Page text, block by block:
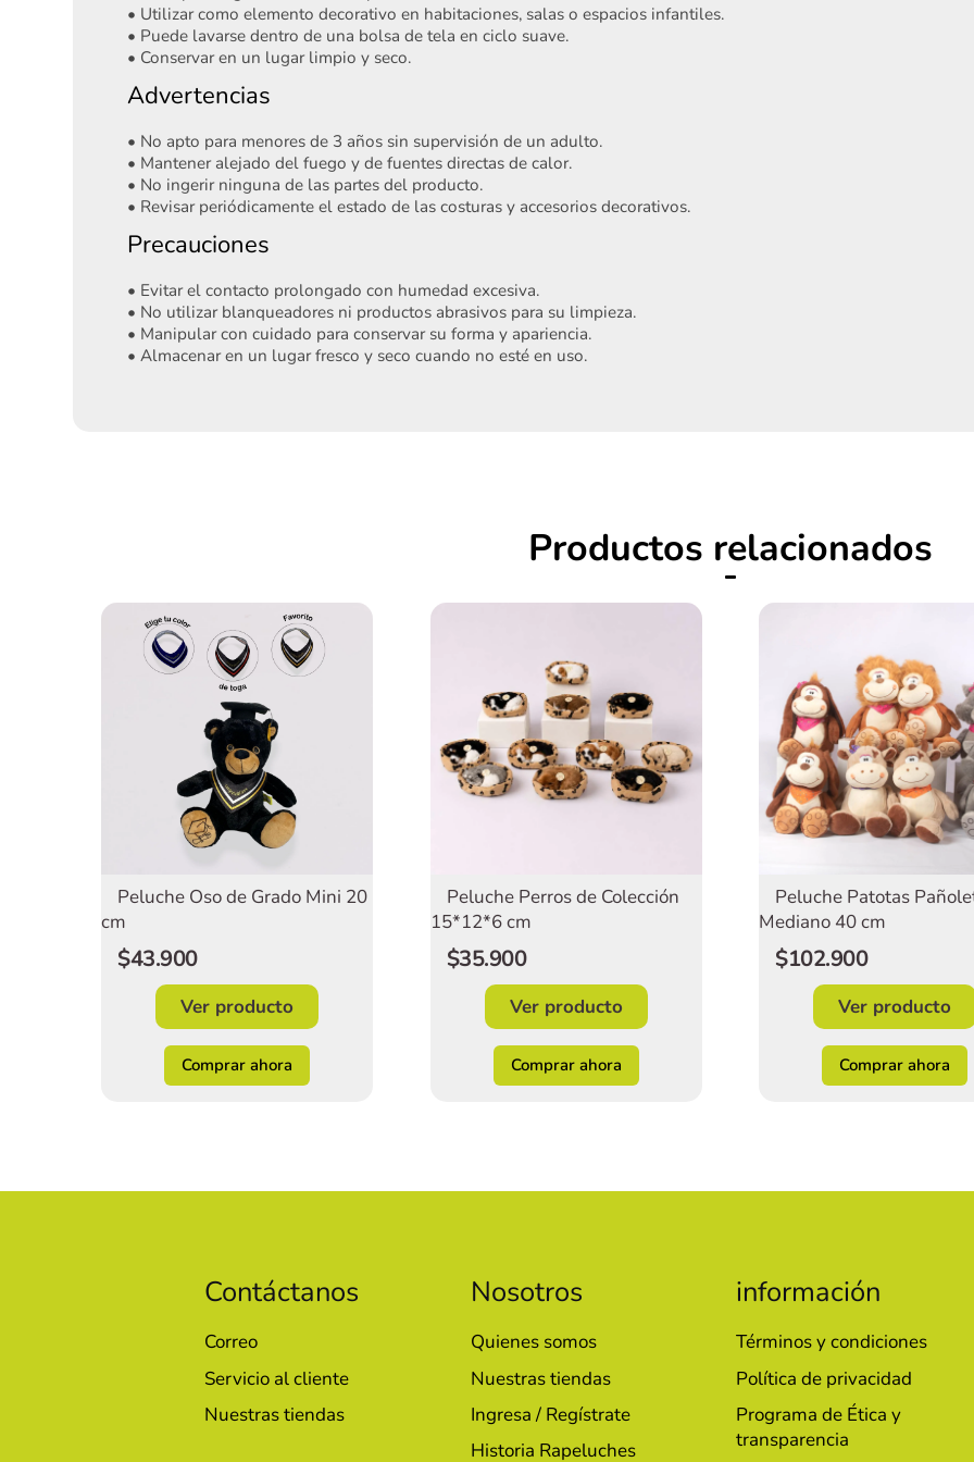
• Utilizar como elemento decorativo en habitaciones, salas o espacios infantiles.
• Puede lavarse dentro de una bolsa de tela en ciclo suave.
• Conservar en un lugar limpio y seco.
Advertencias
• No apto para menores de 3 años sin supervisión de un adulto.
• Mantener alejado del fuego y de fuentes directas de calor.
• No ingerir ninguna de las partes del producto.
• Revisar periódicamente el estado de las costuras y accesorios decorativos.
Precauciones
• Evitar el contacto prolongado con humedad excesiva.
• No utilizar blanqueadores ni productos abrasivos para su limpieza.
• Manipular con cuidado para conservar su forma y apariencia.
• Almacenar en un lugar fresco y seco cuando no esté en uso.
Productos relacionados
Peluche Oso de Grado Mini 20
cm
$43.900
Ver producto
Comprar ahora
Peluche Perros de Colección
15*12*6 cm
$35.900
Ver producto
Comprar ahora
Peluche Patotas
Mediano 40 cm
$102.900
Ver producto
Comprar ahora
Contáctanos
Correo
Servicio al cliente
Nuestras tiendas
Nosotros
Quienes somos
Nuestras tiendas
Ingresa / Regístrate
Historia Rapeluches
información
Términos y condiciones
Política de privacidad
Programa de Ética y
transparencia